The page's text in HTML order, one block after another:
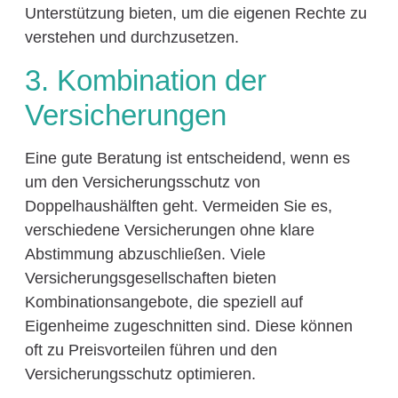
Unterstützung bieten, um die eigenen Rechte zu
verstehen und durchzusetzen.
3. Kombination der
Versicherungen
Eine gute Beratung ist entscheidend, wenn es
um den Versicherungsschutz von
Doppelhaushälften geht. Vermeiden Sie es,
verschiedene Versicherungen ohne klare
Abstimmung abzuschließen. Viele
Versicherungsgesellschaften bieten
Kombinationsangebote, die speziell auf
Eigenheime zugeschnitten sind. Diese können
oft zu Preisvorteilen führen und den
Versicherungsschutz optimieren.